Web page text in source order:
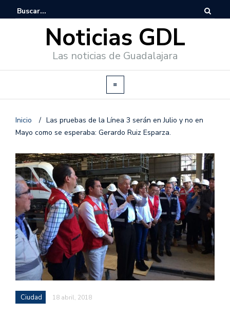
Noticias GDL
Las noticias de Guadalajara
Inicio / Las pruebas de la Línea 3 serán en Julio y no en
Mayo como se esperaba: Gerardo Ruiz Esparza.
Ciudad 18 abril, 2018